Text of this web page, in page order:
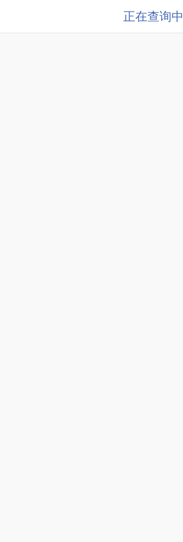
正在查询中